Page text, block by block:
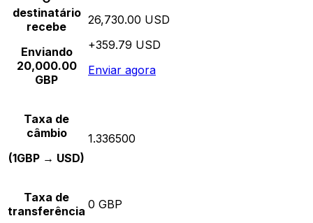
destinatário
recebe
Enviando
20,000.00
GBP
26,730.00 USD
+359.79 USD
Enviar agora
Taxa de
câmbio
(1GBP → USD)
1.336500
Taxa de
transferência 0 GBP